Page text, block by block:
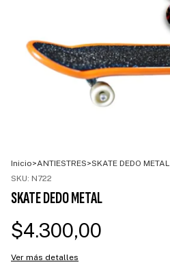
Inicio>ANTIESTRES>SKATE DEDO METAL
SKU: N722
SKATE DEDO METAL
$4.300,00
Ver más detalles